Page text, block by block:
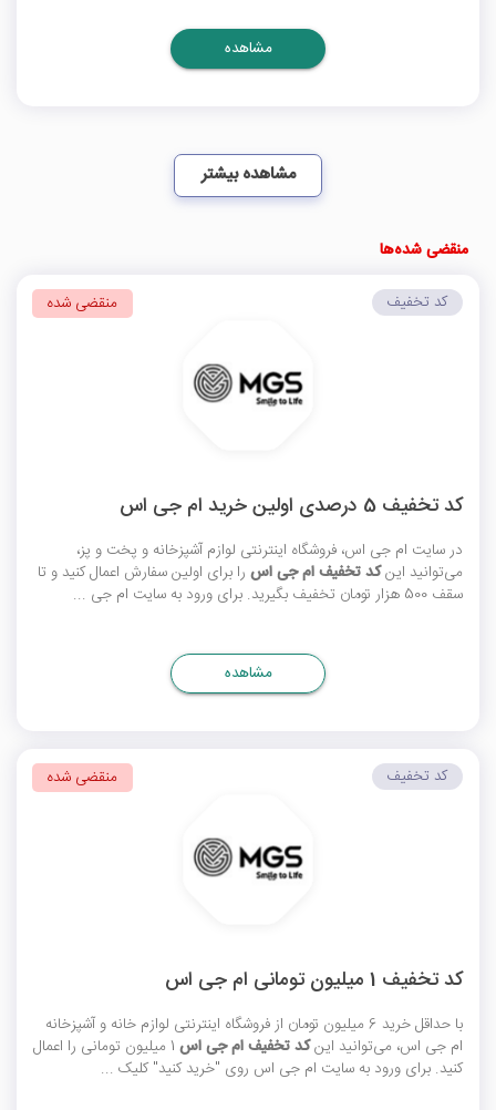
مشاهده
مشاهده بیشتر
منقضی شده‌ها
کد تخفیف 5 درصدی اولین خرید ام جی اس
در سایت ام جی اس، فروشگاه اینترنتی لوازم آشپزخانه و پخت و پز،
می‌توانید اینکد تخفیف ام جی اس را برای اولین سفارش اعمال کنید و تا
سقف 500 هزار تومان تخفیف بگیرید. برای ورود به سایت ام جی ...
کد تخفیف منقضی شده
مشاهده
کد تخفیف 1 میلیون تومانی ام جی اس
با حداقل خرید 6 میلیون تومان از فروشگاه اینترنتی لوازم خانه و آشپزخانه
ام جی اس، می‌توانید اینکد تخفیف ام جی اس 1 میلیون تومانی را اعمال
کنید. برای ورود به سایت ام جی اس روی "خرید کنید" کلیک ...
کد تخفیف منقضی شده